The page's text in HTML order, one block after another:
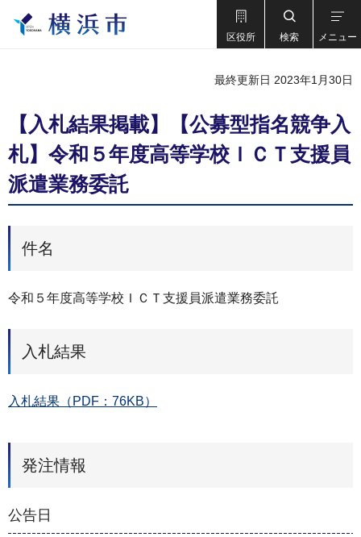
区役所 検索 メニュー
最終更新日 2023年1月30日
【入札結果掲載】【公募型指名競争入
札】令和５年度高等学校ＩＣＴ支援員
派遣業務委託
件名
令和５年度高等学校ＩＣＴ支援員派遣業務委託
入札結果
入札結果（PDF：76KB）
発注情報
公告日